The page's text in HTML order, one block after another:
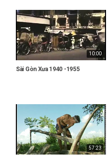
10:00
Sài Gòn Xưa 1940 -1955
57:23